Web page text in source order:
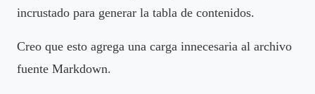
incrustado para generar la tabla de contenidos.
Creo que esto agrega una carga innecesaria al archivo
fuente Markdown.